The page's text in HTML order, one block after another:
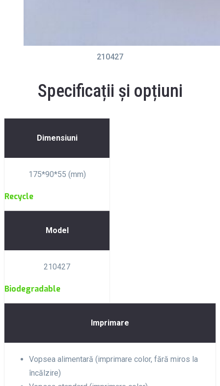
210427
Specificații și opțiuni
Dimensiuni
175*90*55 (mm)
Recycle
Model
210427
Biodegradable
Imprimare
Vopsea alimentară (imprimare color, fără miros la
încălzire)